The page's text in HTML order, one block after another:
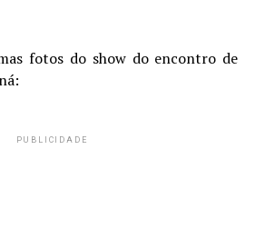
fotos do show do encontro de
PUBLICIDADE